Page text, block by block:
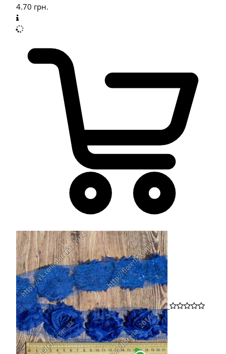
4.70 грн.